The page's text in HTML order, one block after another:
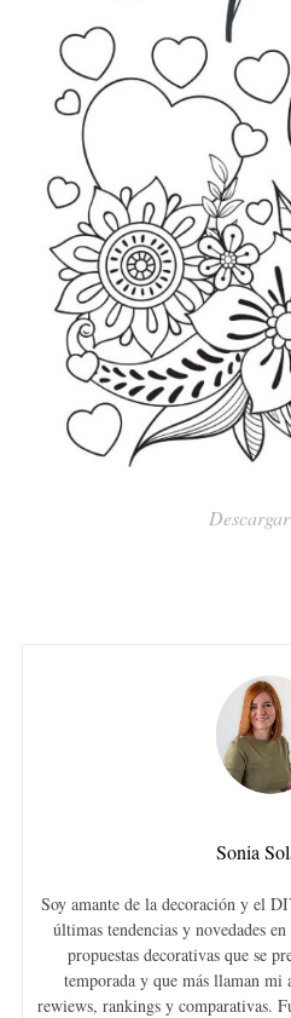
Descargar
Sonia
Soy amante de la decoración y el
últimas tendencias y novedades
propuestas decorativas que se
temporada y que más llaman mi
rewiews, rankings y comparativas.